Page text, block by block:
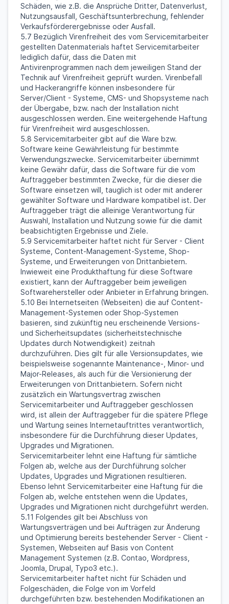
Schäden, wie z.B. die Ansprüche Dritter, Datenverlust,
Nutzungsausfall, Geschäftsunterbrechung, fehlender
Verkaufsförderergebnisse oder Ausfall.
5.7 Bezüglich Virenfreiheit des vom Servicemitarbeiter
gestellten Datenmaterials haftet Servicemitarbeiter
lediglich dafür, dass die Daten mit
Antivirenprogrammen nach dem jeweiligen Stand der
Technik auf Virenfreiheit geprüft wurden. Virenbefall
und Hackerangriffe können insbesondere für
Server/Client - Systeme, CMS- und Shopsysteme nach
der Übergabe, bzw. nach der Installation nicht
ausgeschlossen werden. Eine weitergehende Haftung
für Virenfreiheit wird ausgeschlossen.
5.8 Servicemitarbeiter gibt auf die Ware bzw.
Software keine Gewährleistung für bestimmte
Verwendungszwecke. Servicemitarbeiter übernimmt
keine Gewähr dafür, dass die Software für die vom
Auftraggeber bestimmten Zwecke, für die dieser die
Software einsetzen will, tauglich ist oder mit anderer
gewählter Software und Hardware kompatibel ist. Der
Auftraggeber trägt die alleinige Verantwortung für
Auswahl, Installation und Nutzung sowie für die damit
beabsichtigten Ergebnisse und Ziele.
5.9 Servicemitarbeiter haftet nicht für Server - Client
Systeme, Content-Management-Systeme, Shop-
Systeme, und Erweiterungen von Drittanbietern.
Inwieweit eine Produkthaftung für diese Software
existiert, kann der Auftraggeber beim jeweiligen
Softwarehersteller oder Anbieter in Erfahrung bringen.
5.10 Bei Internetseiten (Webseiten) die auf Content-
Management-Systemen oder Shop-Systemen
basieren, sind zukünftig neu erscheinende Versions-
und Sicherheitsupdates (sicherheitstechnische
Updates durch Notwendigkeit) zeitnah
durchzuführen. Dies gilt für alle Versionsupdates, wie
beispielsweise sogenannte Maintenance-, Minor- und
Major-Releases, als auch für die Versionierung der
Erweiterungen von Drittanbietern. Sofern nicht
zusätzlich ein Wartungsvertrag zwischen
Servicemitarbeiter und Auftraggeber geschlossen
wird, ist allein der Auftraggeber für die spätere Pflege
und Wartung seines Internetauftrittes verantwortlich,
insbesondere für die Durchführung dieser Updates,
Upgrades und Migrationen.
Servicemitarbeiter lehnt eine Haftung für sämtliche
Folgen ab, welche aus der Durchführung solcher
Updates, Upgrades und Migrationen resultieren.
Ebenso lehnt Servicemitarbeiter eine Haftung für die
Folgen ab, welche entstehen wenn die Updates,
Upgrades und Migrationen nicht durchgeführt werden.
5.11 Folgendes gilt bei Abschluss von
Wartungsverträgen und bei Aufträgen zur Änderung
und Optimierung bereits bestehender Server - Client -
Systemen, Webseiten auf Basis von Content
Management Systemen (z.B. Contao, Wordpress,
Joomla, Drupal, Typo3 etc.).
Servicemitarbeiter haftet nicht für Schäden und
Folgeschäden, die Folge von im Vorfeld
durchgeführten bzw. bestehenden Modifikationen an